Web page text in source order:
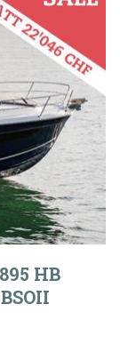
HB